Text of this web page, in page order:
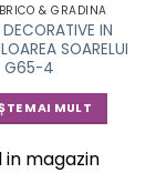
& GRADINA
IN
SOARELUI
G65-4
MAI MULT
in magazin